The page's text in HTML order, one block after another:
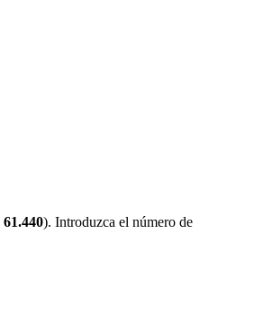
61.440). Introduzca el número de